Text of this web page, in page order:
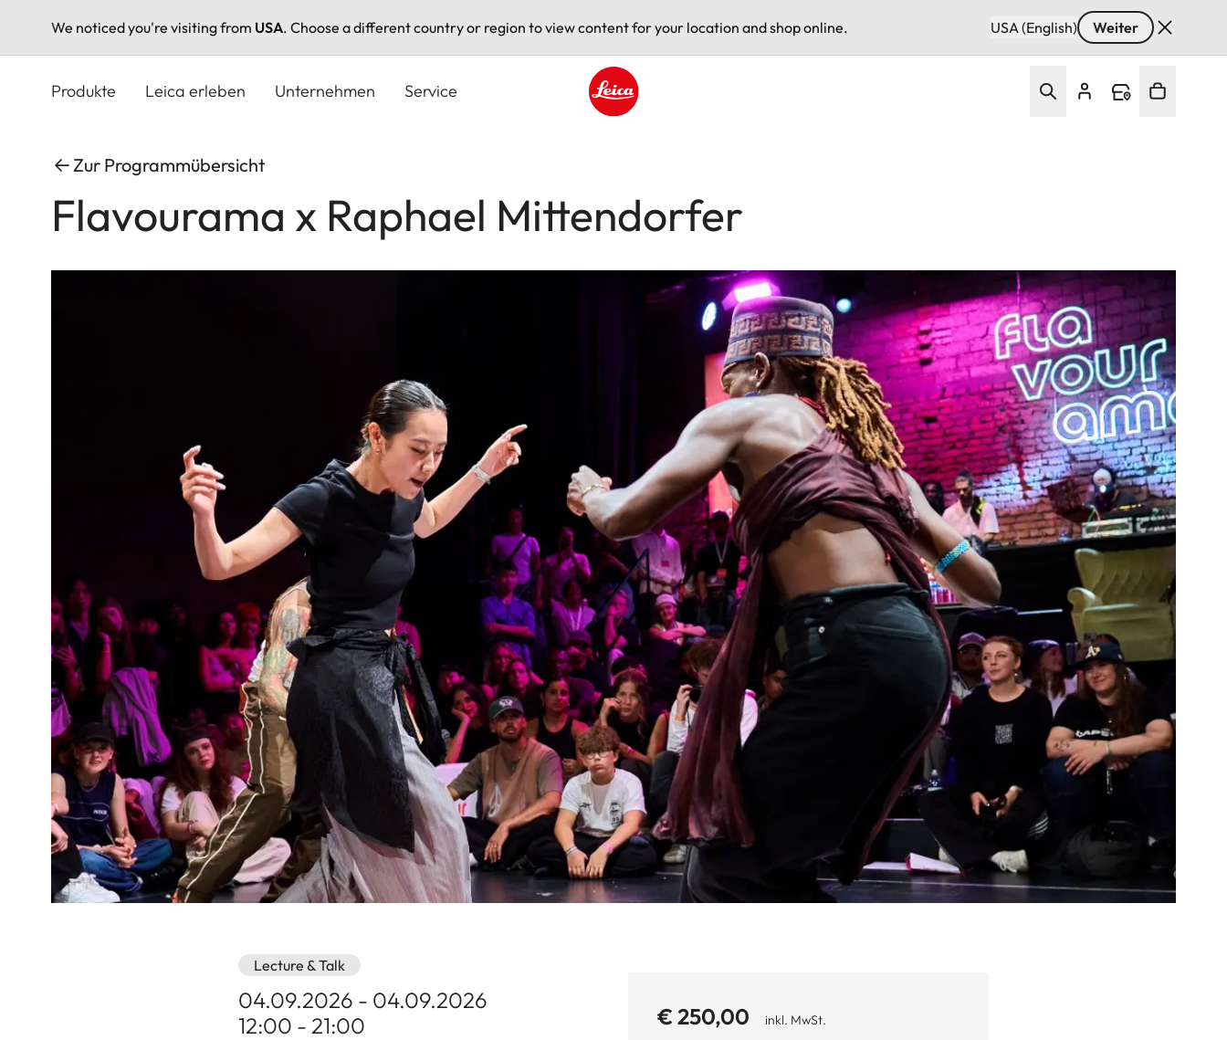
We noticed you're visiting from USA. Choose a different country or region to view content for your location and shop online. USA (English) Weiter
Produkte Leica erleben Unternehmen Service
Zur Programmübersicht
Flavourama x Raphael Mittendorfer
Lecture & Talk
04.09.2026 - 04.09.2026
12:00 - 21:00
€ 250,00 inkl. MwSt.